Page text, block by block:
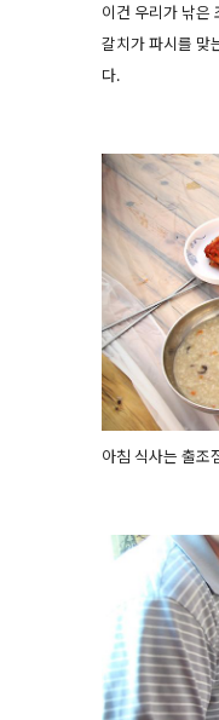
이건 우리가 낚은
갈치가 파시를 맞
다.
아침 식사는 출조